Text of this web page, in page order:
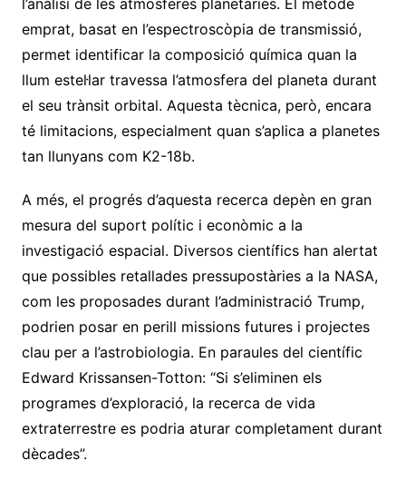
l’anàlisi de les atmosferes planetàries. El mètode
emprat, basat en l’espectroscòpia de transmissió,
permet identificar la composició química quan la
llum estel·lar travessa l’atmosfera del planeta durant
el seu trànsit orbital. Aquesta tècnica, però, encara
té limitacions, especialment quan s’aplica a planetes
tan llunyans com K2-18b.
A més, el progrés d’aquesta recerca depèn en gran
mesura del suport polític i econòmic a la
investigació espacial. Diversos científics han alertat
que possibles retallades pressupostàries a la NASA,
com les proposades durant l’administració Trump,
podrien posar en perill missions futures i projectes
clau per a l’astrobiologia. En paraules del científic
Edward Krissansen-Totton: “Si s’eliminen els
programes d’exploració, la recerca de vida
extraterrestre es podria aturar completament durant
dècades”.